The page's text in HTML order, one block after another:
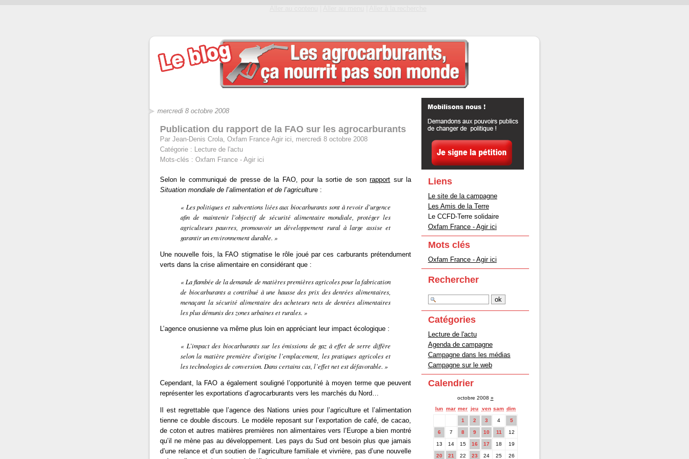
mercredi 8 octobre 2008
Publication du rapport de la FAO sur les agrocarburants
Par Jean-Denis Crola, Oxfam France Agir ici, mercredi 8 octobre 2008
Catégorie : Lecture de l'actu
Mots-clés : Oxfam France - Agir ici
Selon le communiqué de presse de la FAO, pour la sortie de sonrapport sur la
Situation mondiale de l’alimentation et de l’agriculture :
« Les politiques et subventions liées aux biocarburants sont à revoir d’urgence
afin de maintenir l'objectif de sécurité alimentaire mondiale, protéger les
agriculteurs pauvres, promouvoir un développement rural à large assise et
garantir un environnement durable. »
Une nouvelle fois, la FAO stigmatise le rôle joué par ces carburants prétendument
verts dans la crise alimentaire en considérant que :
« La flambée de la demande de matières premières agricoles pour la fabrication
de biocarburants a contribué à une hausse des prix des denrées alimentaires,
menaçant la sécurité alimentaire des acheteurs nets de denrées alimentaires
les plus démunis des zones urbaines et rurales. »
L’agence onusienne va même plus loin en appréciant leur impact écologique :
« L’impact des biocarburants sur les émissions de gaz à effet de serre diffère
selon la matière première d’origine l’emplacement, les pratiques agricoles et
les technologies de conversion. Dans certains cas, l’effet net est défavorable. »
Cependant, la FAO a également souligné l’opportunité à moyen terme que peuvent
représenter les exportations d’agrocarburants vers les marchés du Nord…
Il est regrettable que l’agence des Nations unies pour l’agriculture et l’alimentation
tienne ce double discours. Le modèle reposant sur l’exportation de café, de cacao,
de coton et autres matières premières non alimentaires vers l’Europe a bien montré
qu’il ne mène pas au développement. Les pays du Sud ont besoin plus que jamais
d’une relance et d’un soutien de l’agriculture familiale et vivrière, pas d’une nouvelle
Liens
Le site de la campagne
Les Amis de la Terre
Le CCFD-Terre solidaire
Oxfam France - Agir ici
Mots clés
Oxfam France - Agir ici
Rechercher
Catégories
Lecture de l'actu
Agenda de campagne
Campagne dans les médias
Campagne sur le web
Calendrier
octobre 2008 »
lun mar mer jeu ven sam dim
1 2 3 4 5
6 7 8 9 10 11 12
13 14 15 16 17 18 19
20 21 22 23 24 25 26